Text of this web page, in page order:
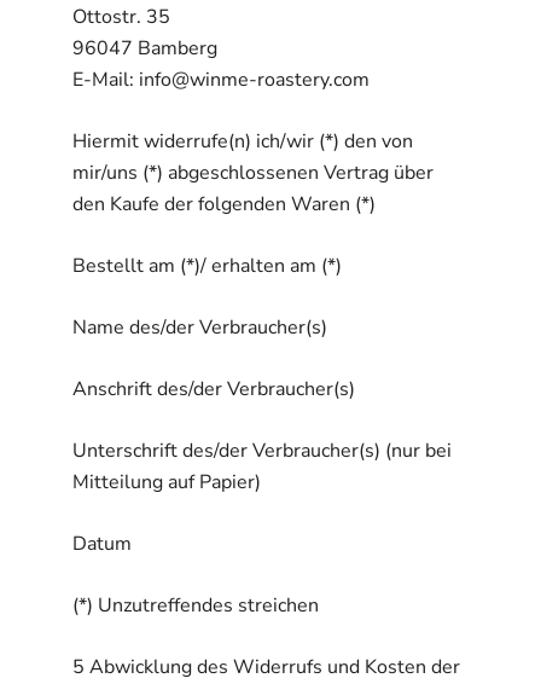
Ottostr. 35
96047 Bamberg
E-Mail: info@winme-roastery.com
Hiermit widerrufe(n) ich/wir (*) den von
mir/uns (*) abgeschlossenen Vertrag über
den Kaufe der folgenden Waren (*)
Bestellt am (*)/ erhalten am (*)
Name des/der Verbraucher(s)
Anschrift des/der Verbraucher(s)
Unterschrift des/der Verbraucher(s) (nur bei
Mitteilung auf Papier)
Datum
(*) Unzutreffendes streichen
5 Abwicklung des Widerrufs und Kosten der